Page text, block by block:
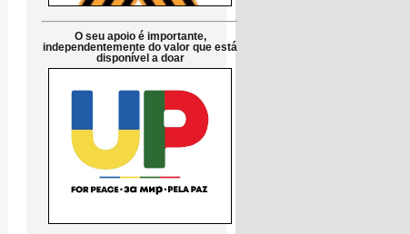
O seu apoio é importante,
independentemente do valor que está
disponível a doar